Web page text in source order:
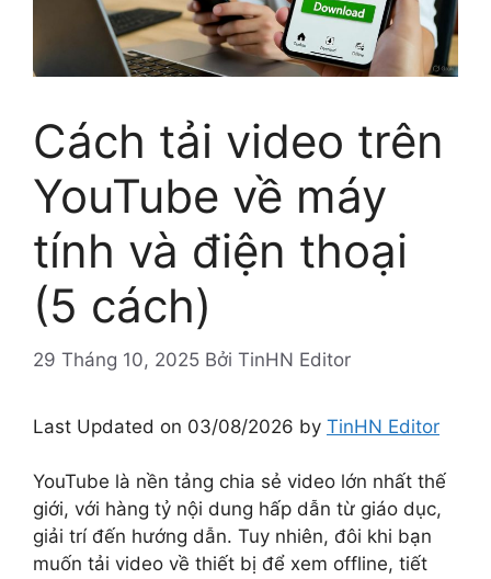
Cách tải video trên
YouTube về máy
tính và điện thoại
(5 cách)
29 Tháng 10, 2025 Bởi TinHN Editor
Last Updated on 03/08/2026 by TinHN Editor
YouTube là nền tảng chia sẻ video lớn nhất thế
giới, với hàng tỷ nội dung hấp dẫn từ giáo dục,
giải trí đến hướng dẫn. Tuy nhiên, đôi khi bạn
muốn tải video về thiết bị để xem offline, tiết